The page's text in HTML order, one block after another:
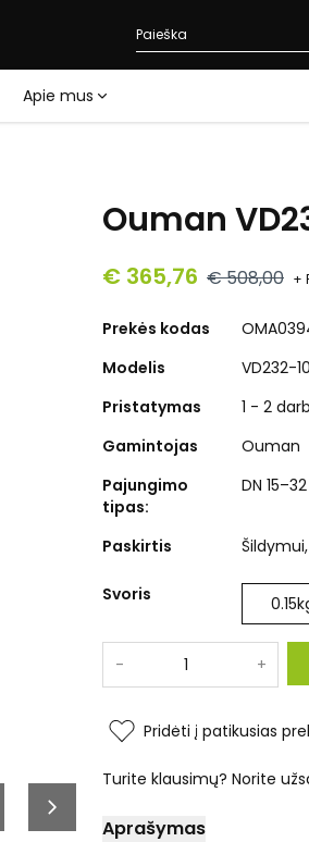
Apie mus
Ouman
€ 365,76 € 508,00 +
Prekės kodas
Modelis
VD232-10
Pristatymas
1 - 2
Gamintojas
Ouman
Pajungimo
tipas:
DN 15–32
Paskirtis
Svoris 0.15
- +
Pridėti į patikusias
Turite klausimų? Norite
Aprašymas